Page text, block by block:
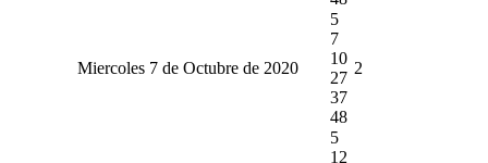
Miercoles 7 de Octubre de 2020
5
7
10
27
37
48
2
5
12